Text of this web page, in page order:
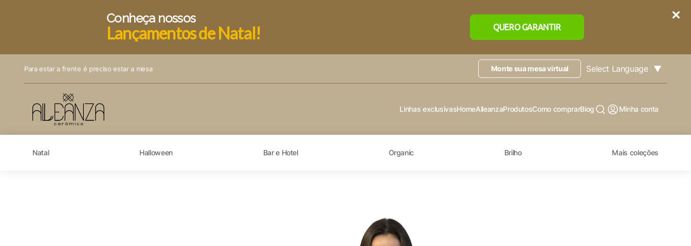
Conheça nossos
Lançamentos de Natal! QUERO GARANTIR
Para estar a frente é preciso estar a mesa Monte sua mesa virtual Select Language ▼
Linhas exclusivasHomeAlleanzaProdutosComo comprarBlog Minha conta
Natal Halloween Bar e Hotel Organic Brilho Mais coleções